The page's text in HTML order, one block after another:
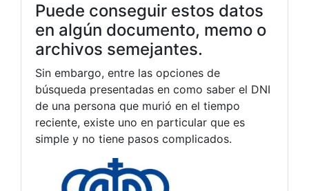
Puede conseguir estos datos
en algún documento, memo o
archivos semejantes.
Sin embargo, entre las opciones de
búsqueda presentadas en como saber el DNI
de una persona que murió en el tiempo
reciente, existe uno en particular que es
simple y no tiene pasos complicados.